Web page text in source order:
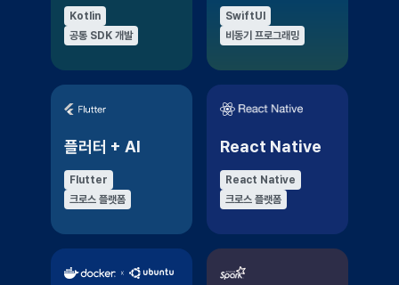
Kotlin
공통 SDK 개발
SwiftUI
비동기 프로그래밍
플러터 + AI
Flutter
크로스 플랫폼
React Native
React Native
크로스 플랫폼